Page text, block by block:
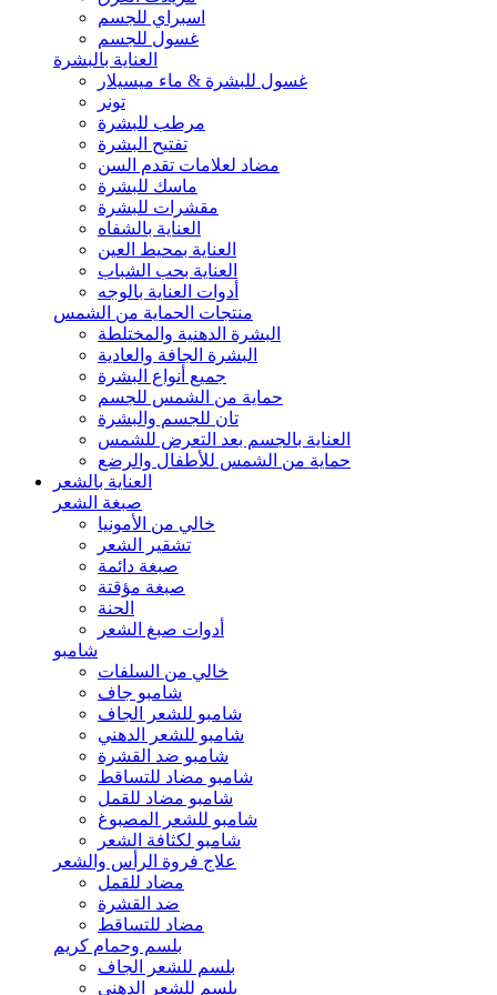
اسبراي للجسم
غسول للجسم
العناية بالبشرة
غسول للبشرة & ماء ميسيلار
تونر
مرطب للبشرة
تفتيح البشرة
مضاد لعلامات تقدم السن
ماسك للبشرة
مقشرات للبشرة
العناية بالشفاه
العناية بمحيط العين
العناية بحب الشباب
أدوات العناية بالوجه
منتجات الحماية من الشمس
البشرة الدهنية والمختلطة
البشرة الجافة والعادية
جميع أنواع البشرة
حماية من الشمس للجسم
تان للجسم والبشرة
العناية بالجسم بعد التعرض للشمس
حماية من الشمس للأطفال والرضع
العناية بالشعر
صبغة الشعر
خالي من الأمونيا
تشقير الشعر
صبغة دائمة
صبغة مؤقتة
الحنة
أدوات صبغ الشعر
شامبو
خالي من السلفات
شامبو جاف
شامبو للشعر الجاف
شامبو للشعر الدهني
شامبو ضد القشرة
شامبو مضاد للتساقط
شامبو مضاد للقمل
شامبو للشعر المصبوغ
شامبو لكثافة الشعر
علاج فروة الرأس والشعر
مضاد للقمل
ضد القشرة
مضاد للتساقط
بلسم وحمام كريم
بلسم للشعر الجاف
بلسم للشعر الدهني